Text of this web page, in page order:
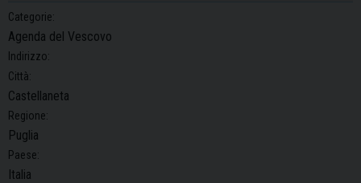
Categorie:
Agenda del Vescovo
Indirizzo:
Città:
Castellaneta
Regione:
Puglia
Paese:
Italia